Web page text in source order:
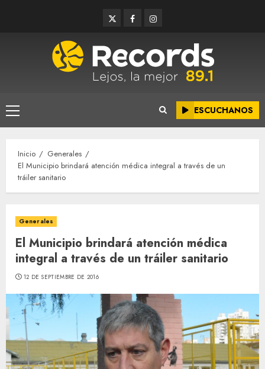
TwitterFacebookInstagram
Menú
principal
ESCUCHANOS
Inicio
Generales
El Municipio brindará atención médica integral a través de un
tráiler sanitario
Generales
El Municipio brindará atención médica
integral a través de un tráiler sanitario
12 DE SEPTIEMBRE DE 2016